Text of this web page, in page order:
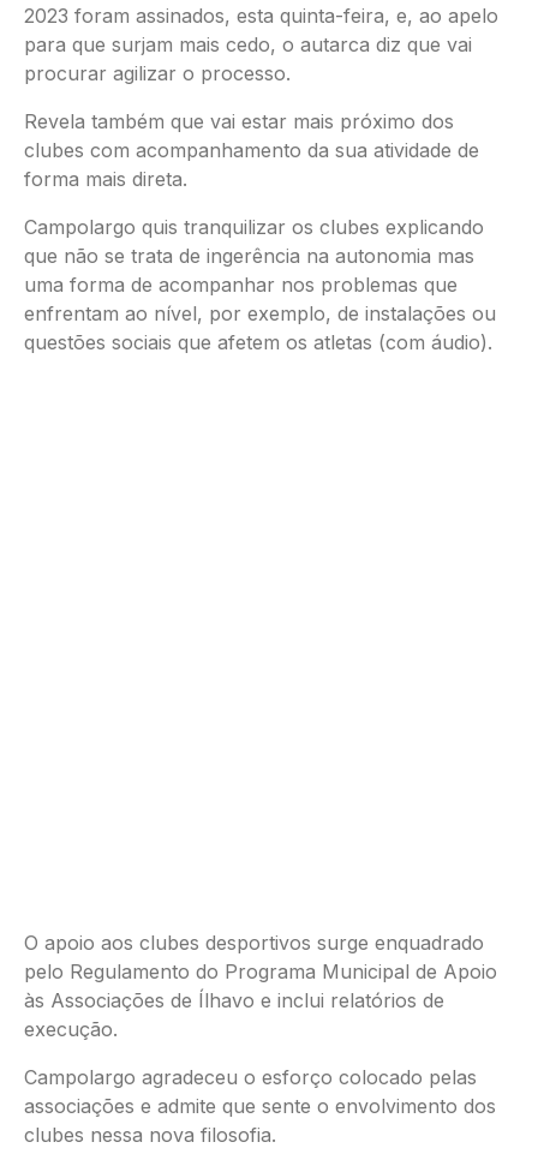
2023 foram assinados, esta quinta-feira, e, ao apelo
para que surjam mais cedo, o autarca diz que vai
procurar agilizar o processo.
Revela também que vai estar mais próximo dos
clubes com acompanhamento da sua atividade de
forma mais direta.
Campolargo quis tranquilizar os clubes explicando
que não se trata de ingerência na autonomia mas
uma forma de acompanhar nos problemas que
enfrentam ao nível, por exemplo, de instalações ou
questões sociais que afetem os atletas (com áudio).
O apoio aos clubes desportivos surge enquadrado
pelo Regulamento do Programa Municipal de Apoio
às Associações de Ílhavo e inclui relatórios de
execução.
Campolargo agradeceu o esforço colocado pelas
associações e admite que sente o envolvimento dos
clubes nessa nova filosofia.